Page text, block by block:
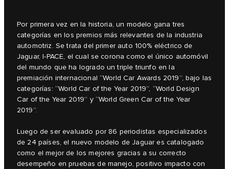
Por primera vez en la historia, un modelo gana tres
categorías en los premios más relevantes de la industria
automotriz. Se trata del primer auto 100% eléctrico de
Jaguar, I‑PACE, el cual se corona como el único automóvil
del mundo que ha logrado un triple triunfo en la
premiación internacional “World Car Awards 2019”, bajo las
categorías: “World Car of the Year 2019”, “World Design
Car of the Year 2019” y “World Green Car of the Year
2019”.
Luego de ser evaluado por 86 periodistas especializados
de 24 países, el nuevo modelo de Jaguar es catalogado
como el mejor de los mejores gracias a su correcto
desempeño en pruebas de manejo, positivo impacto con